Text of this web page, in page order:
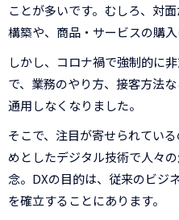
ことが多いです。むしろ、対
構築や、商品・サービスの購
しかし、コロナ禍で強制的に
で、業務のやり方、接客方法
通用しなくなりました。
そこで、注目が寄せられてい
めとしたデジタル技術で人々
念。DXの目的は、従来のビジ
を確立することにあります。